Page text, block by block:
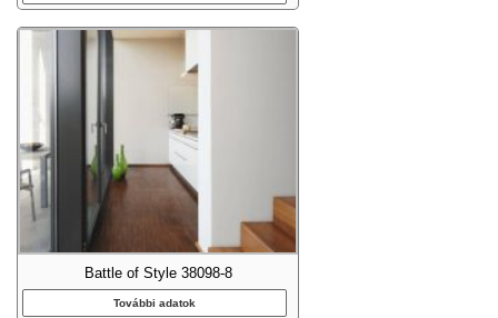
Battle of Style 38098-8
További adatok